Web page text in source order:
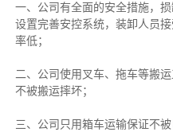
一、公司有全面的安全措施，
设置完善安控系统，装卸人员
率低；
二、公司使用叉车、拖车等搬
不被搬运摔坏；
三、公司只用箱车运输保证不